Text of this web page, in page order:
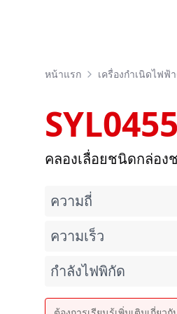
หน้าแรก เครื่องกำเนิดไฟฟ้
คลองเลื่อยชนิดกล่อง
ความถี่
ความเร็ว
กำลังไฟพิกัด